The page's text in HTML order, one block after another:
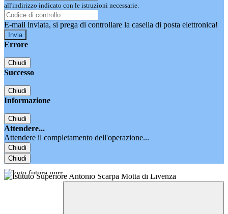
all'indirizzo indicato con le istruzioni necessarie.
E-mail inviata, si prega di controllare la casella di posta elettronica!
Errore
Chiudi
Successo
Chiudi
Informazione
Chiudi
Attendere...
Attendere il completamento dell'operazione...
Chiudi
Chiudi